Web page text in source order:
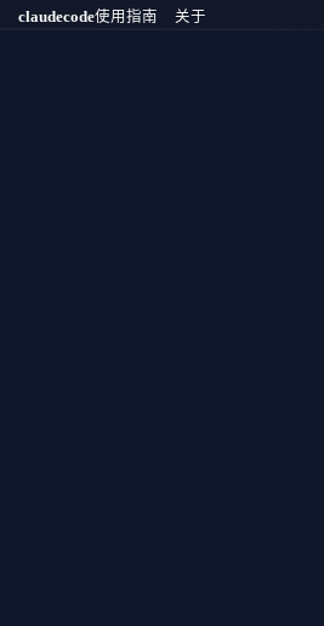
claudecode使用指南 关于